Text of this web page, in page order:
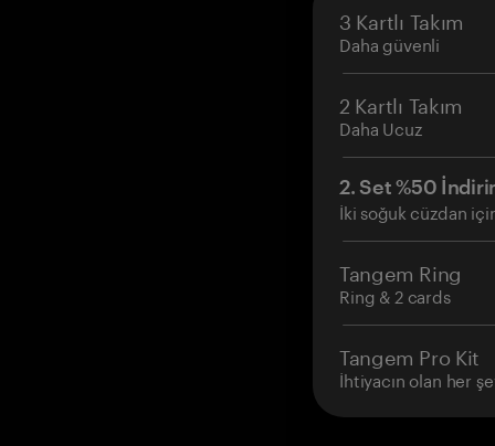
3 Kartlı Takım
Daha güvenli
2 Kartlı Takım
Daha Ucuz
2. Set %50
İki soğuk cüzdan
Tangem Ring
Ring & 2 cards
Tangem Pro Kit
İhtiyacın olan her